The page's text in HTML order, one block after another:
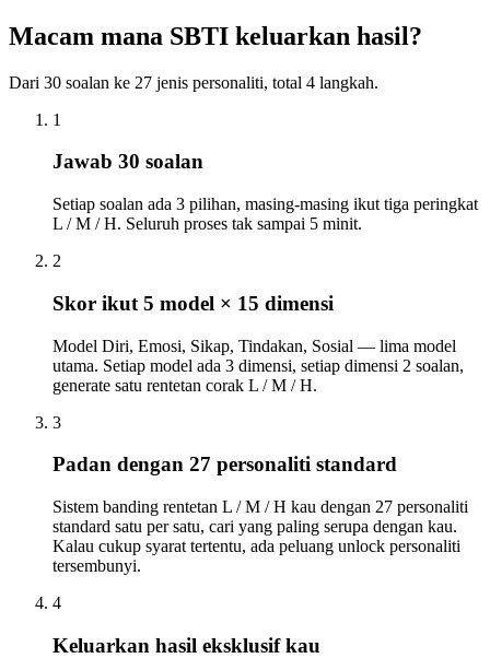
Macam mana SBTI keluarkan hasil?
Dari 30 soalan ke 27 jenis personaliti, total 4 langkah.
1
Jawab 30 soalan
Setiap soalan ada 3 pilihan, masing-masing ikut tiga peringkat
L / M / H. Seluruh proses tak sampai 5 minit.
2
Skor ikut 5 model × 15 dimensi
Model Diri, Emosi, Sikap, Tindakan, Sosial — lima model
utama. Setiap model ada 3 dimensi, setiap dimensi 2 soalan,
generate satu rentetan corak L / M / H.
3
Padan dengan 27 personaliti standard
Sistem banding rentetan L / M / H kau dengan 27 personaliti
standard satu per satu, cari yang paling serupa dengan kau.
Kalau cukup syarat tertentu, ada peluang unlock personaliti
tersembunyi.
4
Keluarkan hasil eksklusif kau